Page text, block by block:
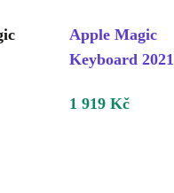
Apple Magic
Keyboard 2021
1 919 Kč